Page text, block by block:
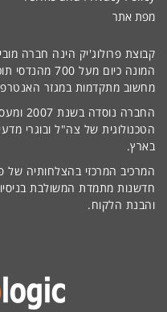
מפת אתר
קבוצת פרולוג'יק הינה חברה
המונה כיום
מחשוב מתקדמות במגזר
החברה
הטכנולוגית של צה"ל ובוגרי
בארץ.
המרכיב המרכזי בהצלחותיה של
חדשנות מתמדת המשולבת
והבנת הלקוח.